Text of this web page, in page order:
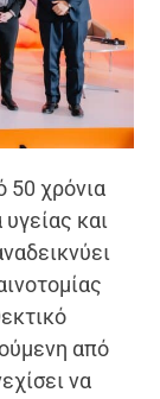
50 χρόνια
και
από
να